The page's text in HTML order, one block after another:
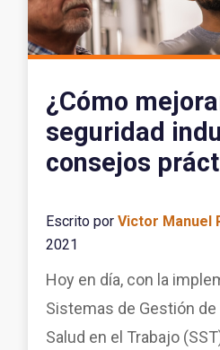
¿Cómo
seguridad
consejos
Escrito por Victor Manuel
2021
Hoy en día, con la
Sistemas de Gestión de
Salud en el Trabajo